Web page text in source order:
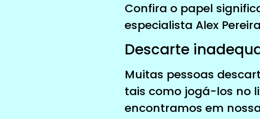
Confira o papel
especialista Alex
Descarte
Muitas pessoas
tais como jogá-los no
encontramos em